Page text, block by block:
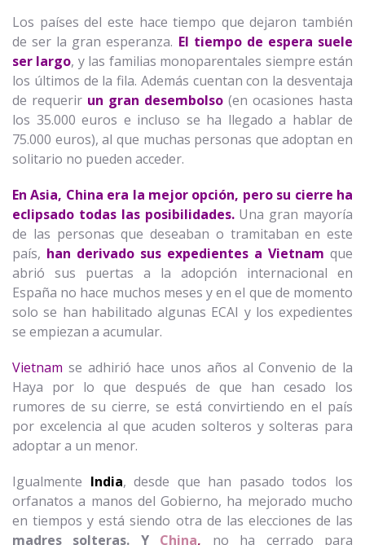
Los países del este hace tiempo que dejaron también
de ser la gran esperanza. El tiempo de espera suele
ser largo, y las familias monoparentales siempre están
los últimos de la fila. Además cuentan con la desventaja
de requerir un gran desembolso (en ocasiones hasta
los 35.000 euros e incluso se ha llegado a hablar de
75.000 euros), al que muchas personas que adoptan en
solitario no pueden acceder.
En Asia, China era la mejor opción, pero su cierre ha
eclipsado todas las posibilidades.Una gran mayoría
de las personas que deseaban o tramitaban en este
país, han derivado sus expedientes a Vietnam que
abrió sus puertas a la adopción internacional en
España no hace muchos meses y en el que de momento
solo se han habilitado algunas ECAI y los expedientes
se empiezan a acumular.
Vietnam se adhirió hace unos años al Convenio de la
Haya por lo que después de que han cesado los
rumores de su cierre, se está convirtiendo en el país
por excelencia al que acuden solteros y solteras para
adoptar a un menor.
Igualmente India, desde que han pasado todos los
orfanatos a manos del Gobierno, ha mejorado mucho
en tiempos y está siendo otra de las elecciones de las
madres solteras. Y China, no ha cerrado para